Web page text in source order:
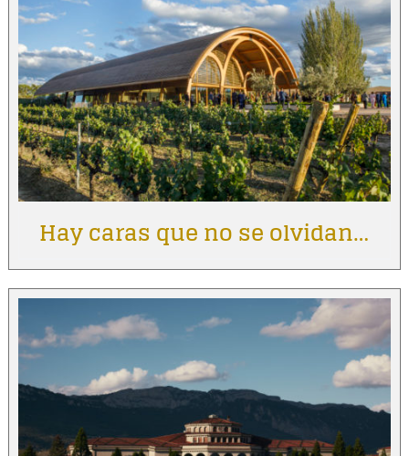
Hay caras que no se olvidan…